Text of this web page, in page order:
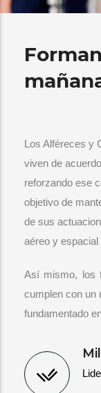
Los Alféreces y
viven de
reforzando ese
objetivo de
de sus
aéreo y
Así mismo, los
cumplen con un
fundamentado